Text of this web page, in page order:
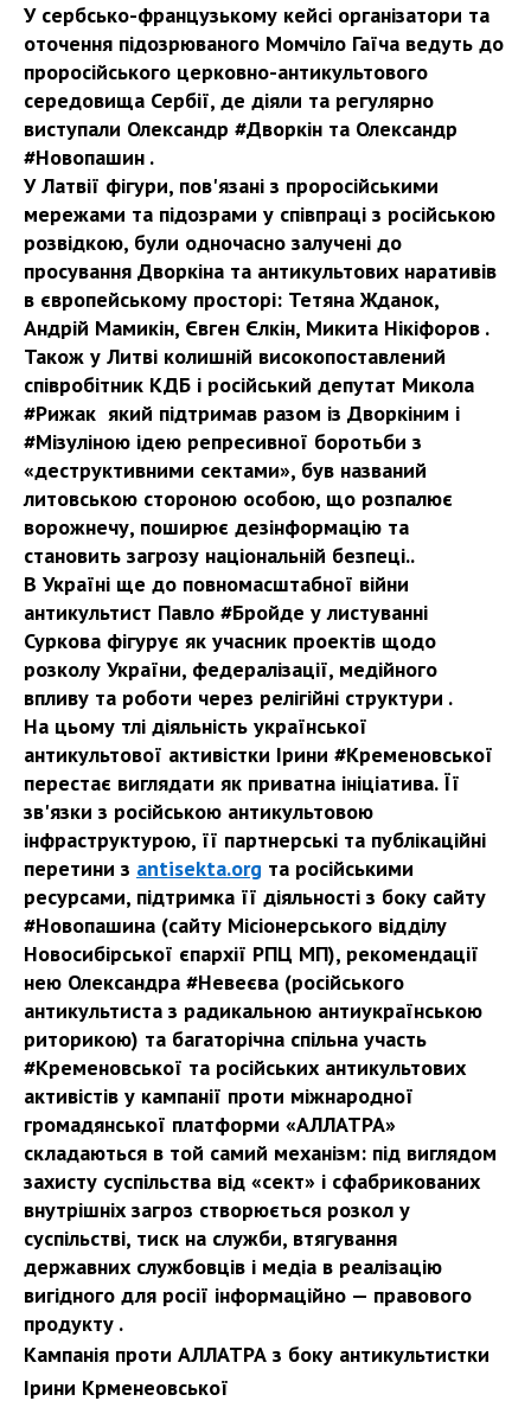
У сербсько-французькому кейсі організатори та
оточення підозрюваного Момчіло Гаїча ведуть до
проросійського церковно-антикультового
середовища Сербії, де діяли та регулярно
виступали Олександр #Дворкін та Олександр
#Новопашин .
У Латвії фігури, пов'язані з проросійськими
мережами та підозрами у співпраці з російською
розвідкою, були одночасно залучені до
просування Дворкіна та антикультових наративів
в європейському просторі: Тетяна Жданок,
Андрій Мамикін, Євген Єлкін, Микита Нікіфоров .
Також у Литві колишній високопоставлений
співробітник КДБ і російський депутат Микола
#Рижак який підтримав разом із Дворкіним і
#Мізуліною ідею репресивної боротьби з
«деструктивними сектами», був названий
литовською стороною особою, що розпалює
ворожнечу, поширює дезінформацію та
становить загрозу національній безпеці..
В Україні ще до повномасштабної війни
антикультист Павло #Бройде у листуванні
Суркова фігурує як учасник проектів щодо
розколу України, федералізації, медійного
впливу та роботи через релігійні структури .
На цьому тлі діяльність української
антикультової активістки Ірини #Кременовської
перестає виглядати як приватна ініціатива. Її
зв'язки з російською антикультовою
інфраструктурою, її партнерські та публікаційні
перетини з antisekta.org та російськими
ресурсами, підтримка її діяльності з боку сайту
#Новопашина (сайту Місіонерського відділу
Новосибірської єпархії РПЦ МП), рекомендації
нею Олександра #Невеєва (російського
антикультиста з радикальною антиукраїнською
риторикою) та багаторічна спільна участь
#Кременовської та російських антикультових
активістів у кампанії проти міжнародної
громадянської платформи «АЛЛАТРА»
складаються в той самий механізм: під виглядом
захисту суспільства від «сект» і сфабрикованих
внутрішніх загроз створюється розкол у
суспільстві, тиск на служби, втягування
державних службовців і медіа в реалізацію
вигідного для росії інформаційно — правового
продукту .
Кампанія проти АЛЛАТРА з боку антикультистки
Ірини Крменеовської